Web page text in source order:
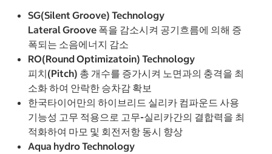
SG(Silent Groove) Technology
Lateral Groove 폭을 감소시켜 공기흐름에 의해 증
폭되는 소음에너지 감소
RO(Round Optimizatoin) Technology
피치(Pitch) 총 개수를 증가시켜 노면과의 충격을 최
소화 하여 안락한 승차감 확보
한국타이어만의 하이브리드 실리카 컴파운드 사용
기능성 고무 적용으로 고무-실리카간의 결합력을 최
적화하여 마모 및 회전저항 동시 향상
Aqua hydro Technology